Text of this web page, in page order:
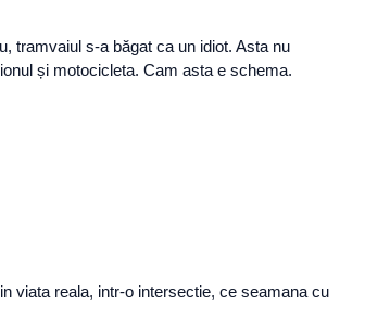
tramvaiul s-a băgat ca un idiot. Asta nu
și motocicleta. Cam asta e schema.
viata reala, intr-o intersectie, ce seamana cu